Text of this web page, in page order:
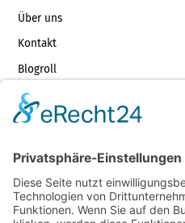
Über uns
Kontakt
Blogroll
Impressum
TOP TEQUILAS
Tequilas unter €35
Die besten Blancos